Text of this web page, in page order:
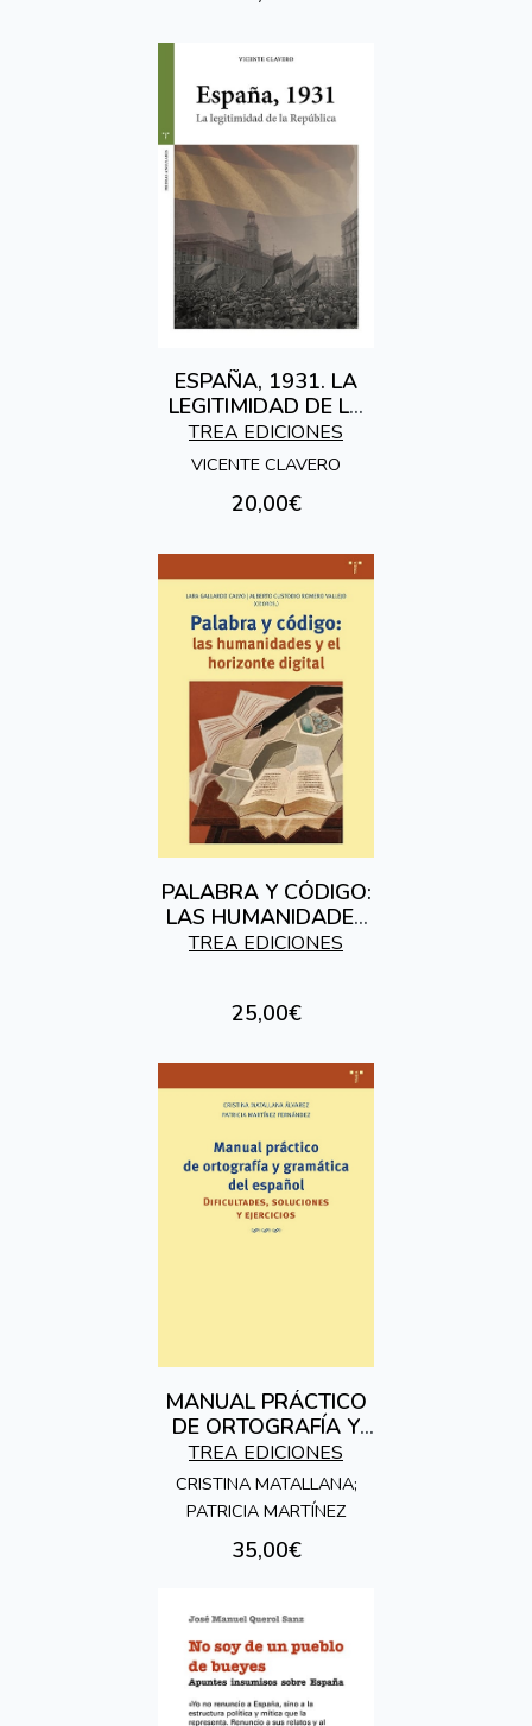
ESPAÑA, 1931. LA
LEGITIMIDAD DE LA
REPÚBLICA.
TREA EDICIONES
VICENTE CLAVERO
20,00€
PALABRA Y CÓDIGO:
LAS HUMANIDADES
Y EL HORIZONTE
TREA EDICIONES
25,00€
MANUAL PRÁCTICO
DE ORTOGRAFÍA Y
GRAMÁTICA DEL
ESPAÑOL
TREA EDICIONES
CRISTINA MATALLANA;
PATRICIA MARTÍNEZ
35,00€